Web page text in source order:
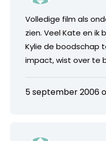
Volledige film als
zien. Veel Kate en ik
Kylie de boodschap
impact, wist over te
5 september 2006